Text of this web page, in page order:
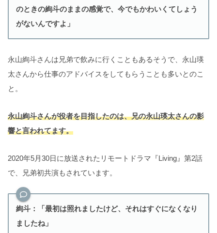
のときの絢斗のままの感覚で、今でもかわいくてしょう
がないんですよ」
永山絢斗さんは兄弟で飲みに行くこともあるそうで、永山瑛
太さんから仕事のアドバイスをしてもらうことも多いとのこ
と。
永山絢斗さんが役者を目指したのは、兄の永山瑛太さんの影
響と言われてます。
2020年5月30日に放送されたリモートドラマ『Living』第2話
で、兄弟初共演もされています。
絢斗：「最初は照れましたけど、それはすぐになくなり
ましたね」